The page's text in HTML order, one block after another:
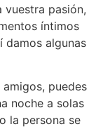
vuestra pasión,
íntimos
damos algunas
puedes
noche a solas
la persona se